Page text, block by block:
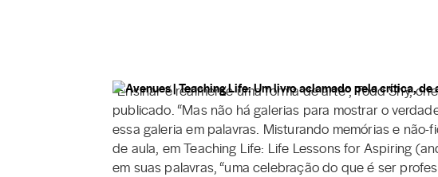
“Ensinar é realmente uma forma de arte”, Todd Shy,
publicado. “Mas não há galerias para mostrar o
essa galeria em palavras. Misturando memórias e
de aula, em Teaching Life: Life Lessons for Aspiring
em suas palavras, “uma celebração do que é ser